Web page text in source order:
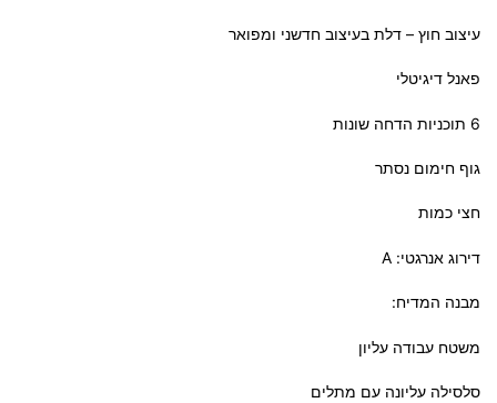
עיצוב חוץ – דלת בעיצוב חדשני ומפואר
פאנל דיגיטלי
6 תוכניות הדחה שונות
גוף חימום נסתר
חצי כמות
דירוג אנרגטי: A
מבנה המדיח:
משטח עבודה עליון
סלסילה עליונה עם מתלים